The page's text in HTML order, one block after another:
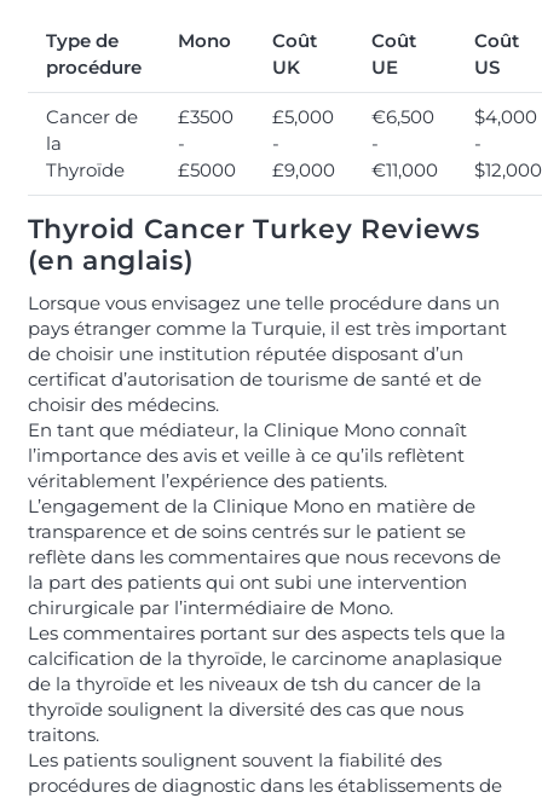
Type de
procédure
Mono
Coût
UK
Coût
UE
Coût
US
Cancer de
la
Thyroïde
£3500
-
£5000
£5,000
-
£9,000
€6,500
-
€11,000
$4,000
-
$12,000
Thyroid Cancer Turkey Reviews
(en anglais)
Lorsque vous envisagez une telle procédure dans un
pays étranger comme la Turquie, il est très important
de choisir une institution réputée disposant d’un
certificat d’autorisation de tourisme de santé et de
choisir des médecins.
En tant que médiateur, la Clinique Mono connaît
l’importance des avis et veille à ce qu’ils reflètent
véritablement l’expérience des patients.
L’engagement de la Clinique Mono en matière de
transparence et de soins centrés sur le patient se
reflète dans les commentaires que nous recevons de
la part des patients qui ont subi une intervention
chirurgicale par l’intermédiaire de Mono.
Les commentaires portant sur des aspects tels que la
calcification de la thyroïde, le carcinome anaplasique
de la thyroïde et les niveaux de tsh du cancer de la
thyroïde soulignent la diversité des cas que nous
traitons.
Les patients soulignent souvent la fiabilité des
procédures de diagnostic dans les établissements de